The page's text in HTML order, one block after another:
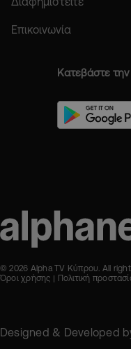
Επικοινωνία
Κατεβάστε
© 2026 Alpha TV Κύπρου. All
Όροι χρήσης
Πολιτική
Designed & Developed